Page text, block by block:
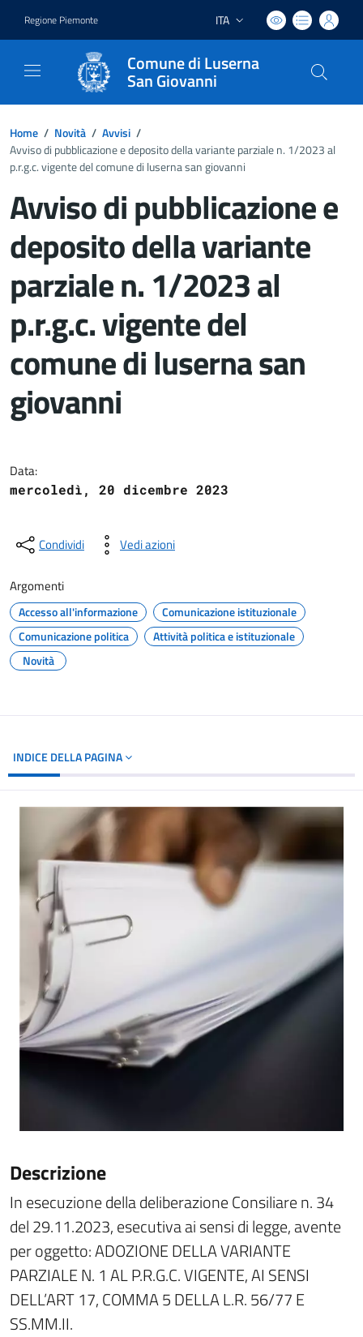
Regione Piemonte Lingua attiva:
ITA
Comune di Luserna
San Giovanni
Home / Novità / Avvisi /
Avviso di pubblicazione e deposito della variante parziale n. 1/2023 al
p.r.g.c. vigente del comune di luserna san giovanni
Avviso di pubblicazione e
deposito della variante
parziale n. 1/2023 al
p.r.g.c. vigente del
comune di luserna san
giovanni
Data:
mercoledì, 20 dicembre 2023
Condividi Vedi azioni
Argomenti
Accesso all'informazione
Comunicazione istituzionale
Comunicazione politica
Attività politica e istituzionale
Novità
INDICE DELLA PAGINA
Descrizione
In esecuzione della deliberazione Consiliare n. 34
del 29.11.2023, esecutiva ai sensi di legge, avente
per oggetto: ADOZIONE DELLA VARIANTE
PARZIALE N. 1 AL P.R.G.C. VIGENTE, AI SENSI
DELL’ART 17, COMMA 5 DELLA L.R. 56/77 E
SS.MM.II.